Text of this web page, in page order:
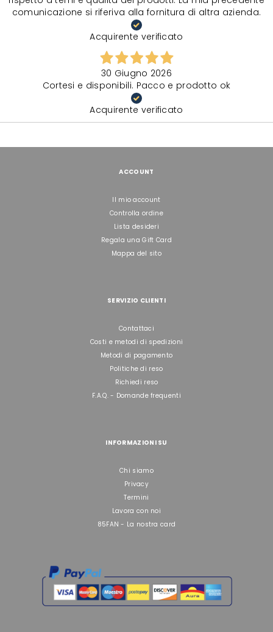
comunicazione si riferiva alla fornitura di altra azienda.
Acquirente verificato
30 Giugno 2026
Cortesi e disponibili. Pacco e prodotto ok
Acquirente verificato
ACCOUNT
Il mio account
Controlla ordine
Lista desideri
Regala una Gift Card
Mappa del sito
SERVIZIO CLIENTI
Contattaci
Costi e metodi di spedizioni
Metodi di pagamento
Politiche di reso
Richiedi reso
F.A.Q. - Domande frequenti
INFORMAZIONI SU
Chi siamo
Privacy
Termini
Lavora con noi
85FAN - La nostra card